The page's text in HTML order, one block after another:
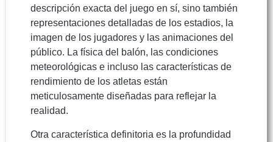
descripción exacta del juego en sí, sino también
representaciones detalladas de los estadios, la
imagen de los jugadores y las animaciones del
público. La física del balón, las condiciones
meteorológicas e incluso las características de
rendimiento de los atletas están
meticulosamente diseñadas para reflejar la
realidad.
Otra característica definitoria es la profundidad